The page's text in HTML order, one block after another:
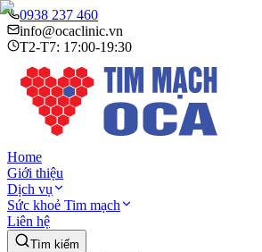
0938 237 460
info@ocaclinic.vn
T2-T7: 17:00-19:30
Home
Giới thiệu
Dịch vụ
Sức khoẻ Tim mạch
Liên hệ
Tìm kiếm